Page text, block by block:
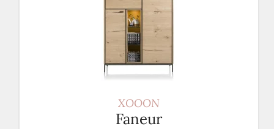
XOOON
Faneur